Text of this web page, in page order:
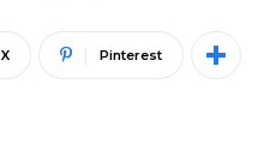
X Pinterest